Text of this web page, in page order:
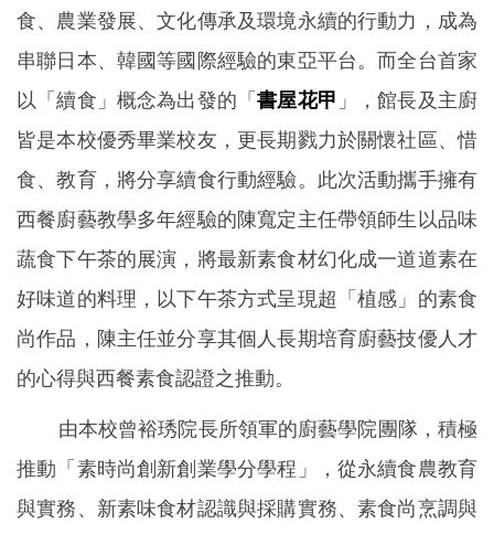
食、農業發展、文化傳承及環境永續的行動力，成為
串聯日本、韓國等國際經驗的東亞平台。而全台首家
以「續食」概念為出發的「書屋花甲 」，館長及主廚
皆是本校優秀畢業校友，更長期戮力於關懷社區、惜
食、教育，將分享續食行動經驗。 此次活動攜手擁有
西餐廚藝教學多年經驗的陳寬定主任帶領師生以品味
蔬食下午茶的展演，將最新素食材幻化成一道道素在
好味道的料理，以下午茶方式呈現超「植感」的素食
尚作品，陳主任並分享其個人長期培育廚藝技優人才
的心得與西餐素食認證之推動。
由本校曾裕琇院長所領軍的廚藝學院團隊，積極
推動「素時尚創新創業學分學程」，從永續食農教育
與實務、新素味食材認識與採購實務、素食尚烹調與